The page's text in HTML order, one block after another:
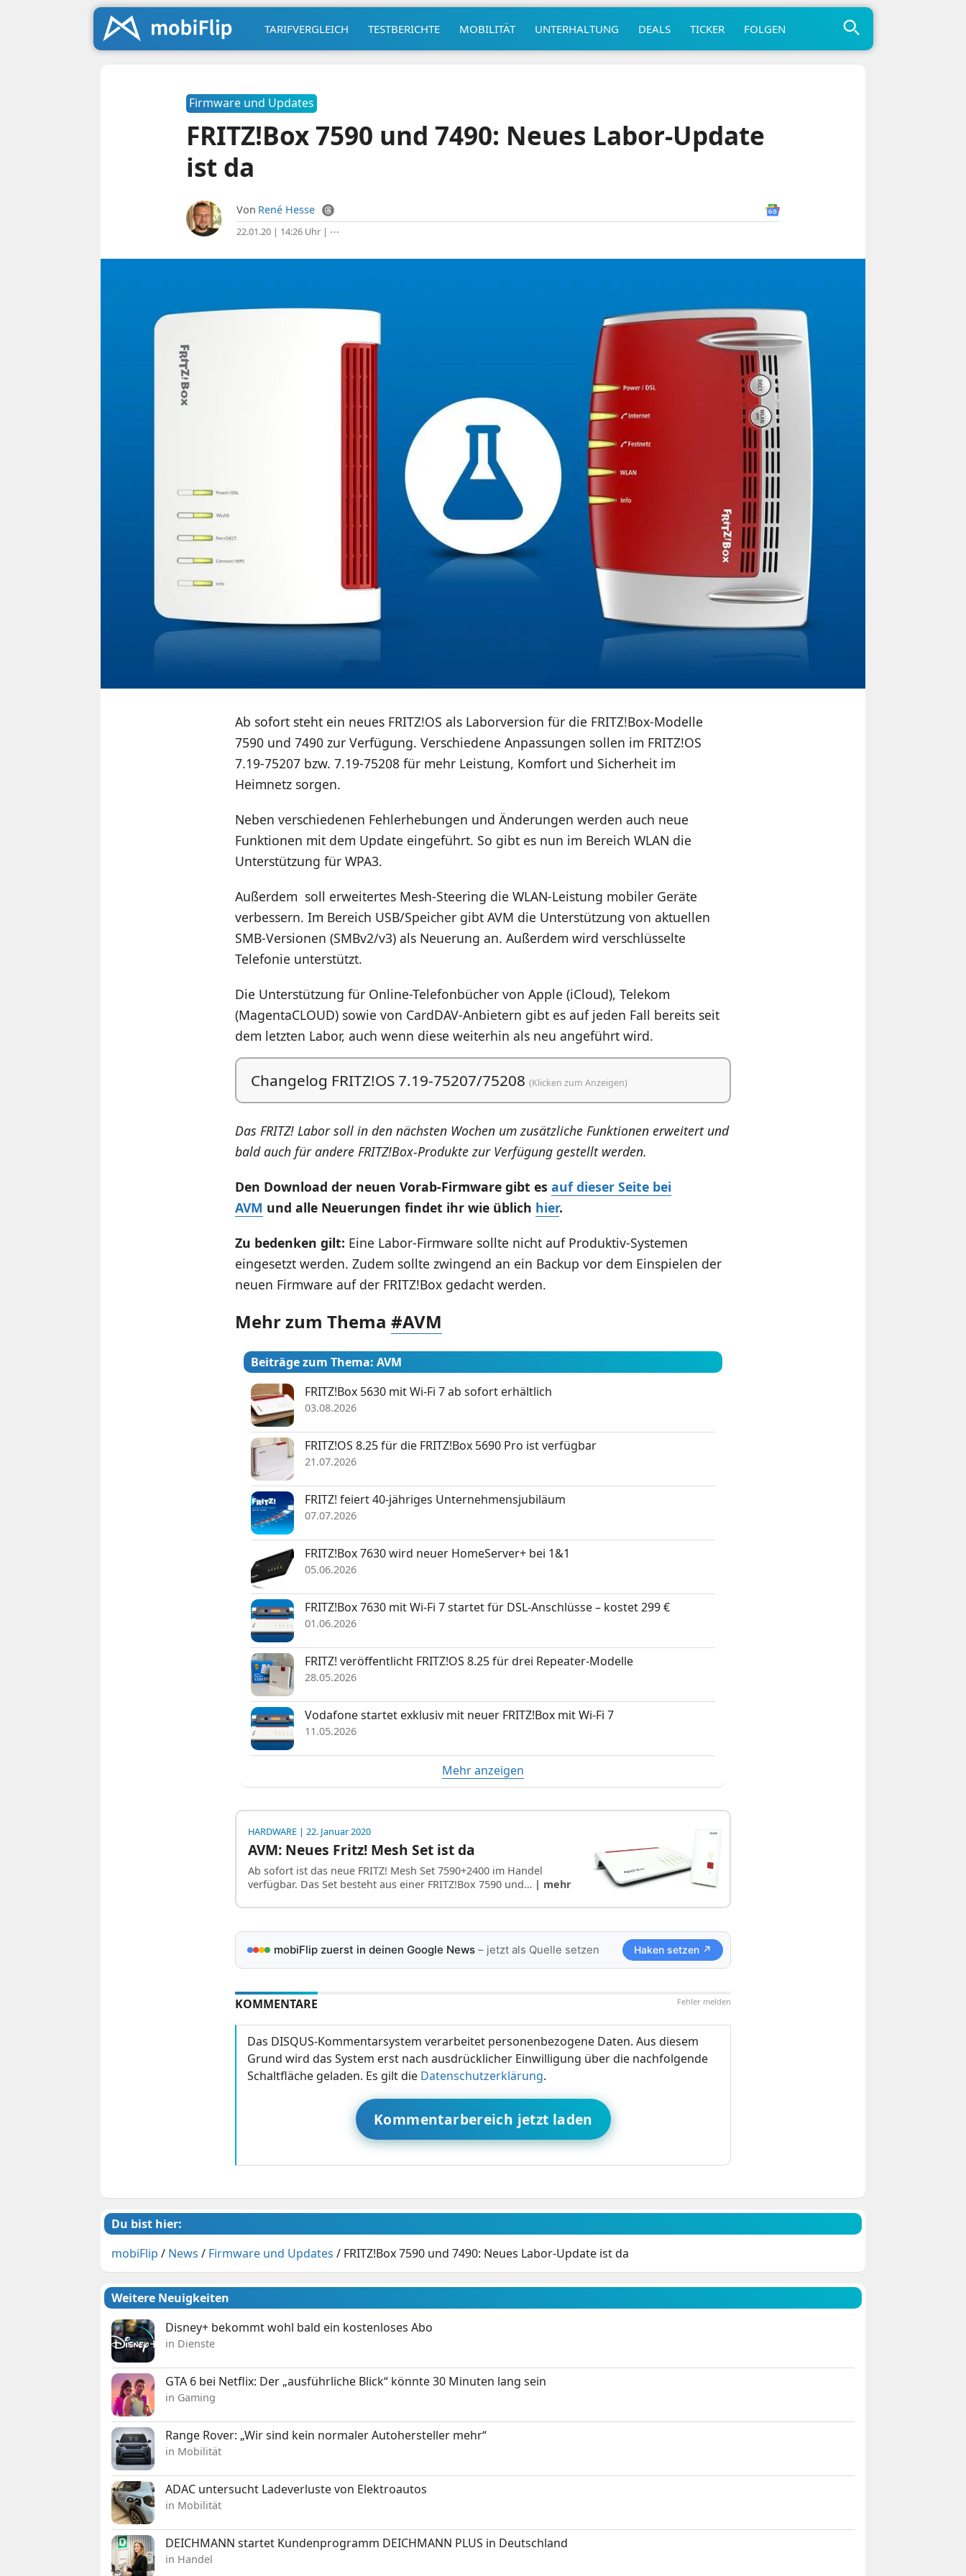
TARIFVERGLEICH TESTBERICHTE MOBILITÄT UNTERHALTUNG DEALS TICKER FOLGEN
Firmware und Updates
FRITZ!Box 7590 und 7490: Neues Labor-Update
ist da
Von René Hesse
22.01.20 | 14:26 Uhr| ⋯
Ab sofort steht ein neues FRITZ!OS als Laborversion für die FRITZ!Box-Modelle
7590 und 7490 zur Verfügung. Verschiedene Anpassungen sollen im FRITZ!OS
7.19-75207 bzw. 7.19-75208 für mehr Leistung, Komfort und Sicherheit im
Heimnetz sorgen.
Neben verschiedenen Fehlerhebungen und Änderungen werden auch neue
Funktionen mit dem Update eingeführt. So gibt es nun im Bereich WLAN die
Unterstützung für WPA3.
Außerdem soll erweitertes Mesh-Steering die WLAN-Leistung mobiler Geräte
verbessern. Im Bereich USB/Speicher gibt AVM die Unterstützung von aktuellen
SMB-Versionen (SMBv2/v3) als Neuerung an. Außerdem wird verschlüsselte
Telefonie unterstützt.
Die Unterstützung für Online-Telefonbücher von Apple (iCloud), Telekom
(MagentaCLOUD) sowie von CardDAV-Anbietern gibt es auf jeden Fall bereits seit
dem letzten Labor, auch wenn diese weiterhin als neu angeführt wird.
Changelog FRITZ!OS 7.19-75207/75208 (Klicken zum Anzeigen)
Das FRITZ! Labor soll in den nächsten Wochen um zusätzliche Funktionen erweitert und
bald auch für andere FRITZ!Box-Produkte zur Verfügung gestellt werden.
Den Download der neuen Vorab-Firmware gibt es auf dieser Seite bei
AVM und alle Neuerungen findet ihr wie üblich hier.
Zu bedenken gilt: Eine Labor-Firmware sollte nicht auf Produktiv-Systemen
eingesetzt werden. Zudem sollte zwingend an ein Backup vor dem Einspielen der
neuen Firmware auf der FRITZ!Box gedacht werden.
Mehr zum Thema #AVM
Beiträge zum Thema: AVM
FRITZ!Box 5630 mit Wi-Fi 7 ab sofort erhältlich
03.08.2026
FRITZ!OS 8.25 für die FRITZ!Box 5690 Pro ist verfügbar
21.07.2026
FRITZ! feiert 40-jähriges Unternehmensjubiläum
07.07.2026
FRITZ!Box 7630 wird neuer HomeServer+ bei 1&1
05.06.2026
FRITZ!Box 7630 mit Wi-Fi 7 startet für DSL-Anschlüsse – kostet 299 €
01.06.2026
FRITZ! veröffentlicht FRITZ!OS 8.25 für drei Repeater-Modelle
28.05.2026
Vodafone startet exklusiv mit neuer FRITZ!Box mit Wi-Fi 7
11.05.2026
Mehr anzeigen
HARDWARE| 22. Januar 2020
AVM: Neues Fritz! Mesh Set ist da
Ab sofort ist das neue FRITZ! Mesh Set 7590+2400 im Handel
verfügbar. Das Set besteht aus einer FRITZ!Box 7590 und… | mehr
mobiFlip zuerst in deinen Google News– jetzt als Quelle setzen Haken setzen ↗
Fehler melden
KOMMENTARE
Das DISQUS-Kommentarsystem verarbeitet personenbezogene Daten. Aus diesem
Grund wird das System erst nach ausdrücklicher Einwilligung über die nachfolgende
Schaltfläche geladen. Es gilt die Datenschutzerklärung.
Kommentarbereich jetzt laden
Du bist hier:
mobiFlip / News / Firmware und Updates / FRITZ!Box 7590 und 7490: Neues Labor-Update ist da
Weitere Neuigkeiten
Disney+ bekommt wohl bald ein kostenloses Abo
in Dienste
GTA 6 bei Netflix: Der „ausführliche Blick“ könnte 30 Minuten lang sein
in Gaming
Range Rover: „Wir sind kein normaler Autohersteller mehr“
in Mobilität
ADAC untersucht Ladeverluste von Elektroautos
in Mobilität
DEICHMANN startet Kundenprogramm DEICHMANN PLUS in Deutschland
in Handel